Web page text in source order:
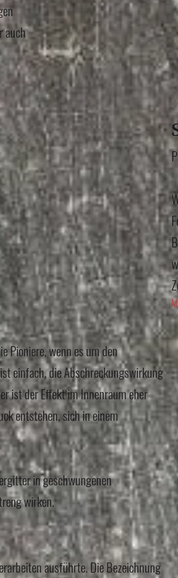
auch
Pioniere, wenn es um den
einfach, die Abschreckungswirkung
ist der Effekt im Innenraum eher
entstehen, sich in einem
in geschwungenen
wirken.
ausführte. Die Bezeichnung